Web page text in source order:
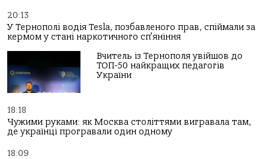
20:13
У Тернополі водія Tesla, позбавленого прав, спіймали за
кермом у стані наркотичного сп’яніння
Вчитель із Тернополя увійшов до
ТОП-50 найкращих педагогів
України
18:18
Чужими руками: як Москва століттями вигравала там,
де українці програвали один одному
18:09